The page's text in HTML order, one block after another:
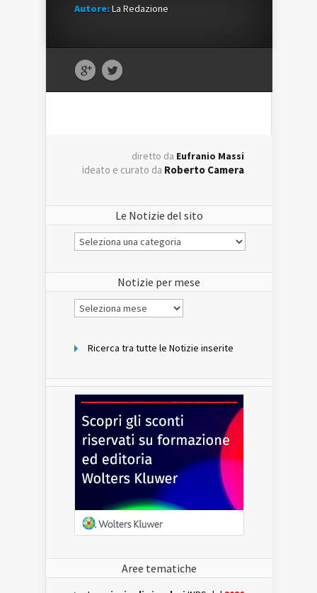
Autore:La Redazione
diretto da Eufranio Massi
ideato e curato da Roberto Camera
Le Notizie del sito
Le
Notizie
Notizie per mese
Notizie
per
Ricerca tra tutte le Notizie inserite
Aree tematiche